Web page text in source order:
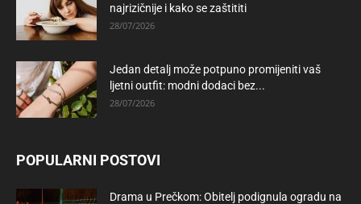
najrizičnije i kako se zaštititi
28/07/2026
Jedan detalj može potpuno promijeniti vaš
ljetni outfit: modni dodaci bez...
28/07/2026
POPULARNI POSTOVI
Drama u Prečkom: Obitelj podignula ogradu na